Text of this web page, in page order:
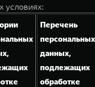
05
нового времени
699 000 ₽
условиях:
Перечень
персональных
данных,
подлежащих
обработке